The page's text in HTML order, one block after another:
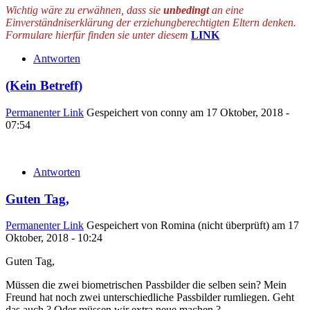
Wichtig wäre zu erwähnen, dass sie unbedingtan eine
Einverständniserklärung der erziehungberechtigten Eltern denken.
Formulare hierfür finden sie unter diesem LINK
Antworten
(Kein Betreff)
Permanenter Link Gespeichert von conny am 17 Oktober, 2018 -
07:54
Antworten
Guten Tag,
Permanenter Link Gespeichert von Romina (nicht überprüft) am 17
Oktober, 2018 - 10:24
Guten Tag,
Müssen die zwei biometrischen Passbilder die selben sein? Mein
Freund hat noch zwei unterschiedliche Passbilder rumliegen. Geht